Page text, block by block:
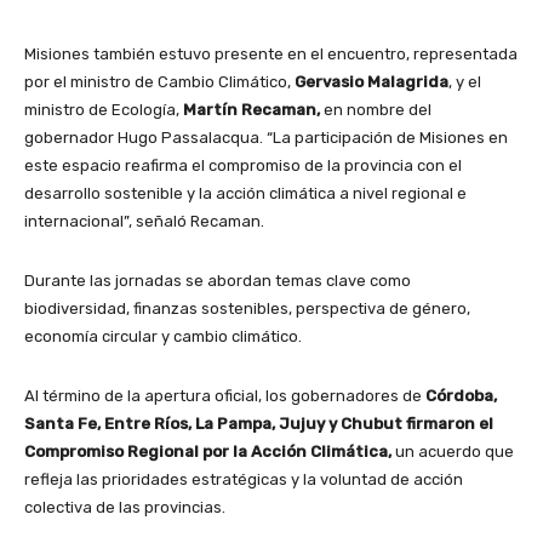
Misiones también estuvo presente en el encuentro, representada
por el ministro de Cambio Climático, Gervasio Malagrida, y el
ministro de Ecología, Martín Recaman,en nombre del
gobernador Hugo Passalacqua. “La participación de Misiones en
este espacio reafirma el compromiso de la provincia con el
desarrollo sostenible y la acción climática a nivel regional e
internacional”, señaló Recaman.
Durante las jornadas se abordan temas clave como
biodiversidad, finanzas sostenibles, perspectiva de género,
economía circular y cambio climático.
Al término de la apertura oficial, los gobernadores de Córdoba,
Santa Fe, Entre Ríos, La Pampa, Jujuy y Chubut firmaron el
Compromiso Regional por la Acción Climática,un acuerdo que
refleja las prioridades estratégicas y la voluntad de acción
colectiva de las provincias.